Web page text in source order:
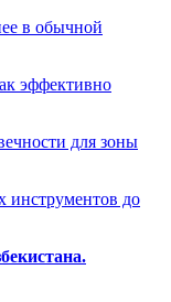
в обычной
эффективно
для зоны
инструментов до